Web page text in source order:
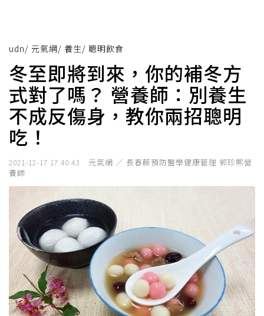
udn/ 元氣網/ 養生/ 聰明飲食
冬至即將到來，你的補冬方
式對了嗎？ 營養師：別養生
不成反傷身，教你兩招聰明
吃！
2021-12-17 17:40:43
元氣網 ／ 長春藤預防醫學健康管理 郭珍熙營
養師